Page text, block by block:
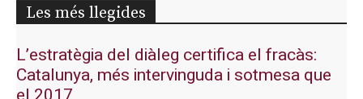
Les més llegides
L’estratègia del diàleg certifica el fracàs:
Catalunya, més intervinguda i sotmesa que